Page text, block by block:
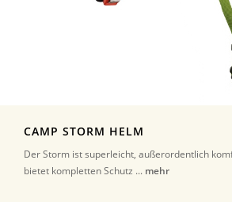
CAMP STORM HELM
Der Storm ist superleicht, außerordentlich
bietet kompletten Schutz ... mehr